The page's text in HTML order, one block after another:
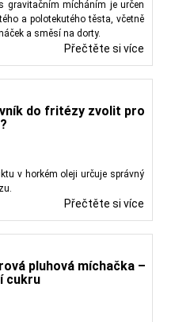
gravitačním mícháním je určen
a polotekutého těsta, včetně
a směsí na dorty.
Přečtěte si více
do fritézy zvolit pro
v horkém oleji určuje správný
Přečtěte si více
pluhová míchačka –
cukru